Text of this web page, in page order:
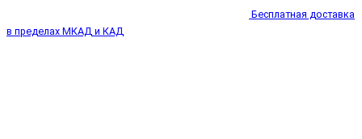
Бесплатная доставка
в пределах МКАД и КАД